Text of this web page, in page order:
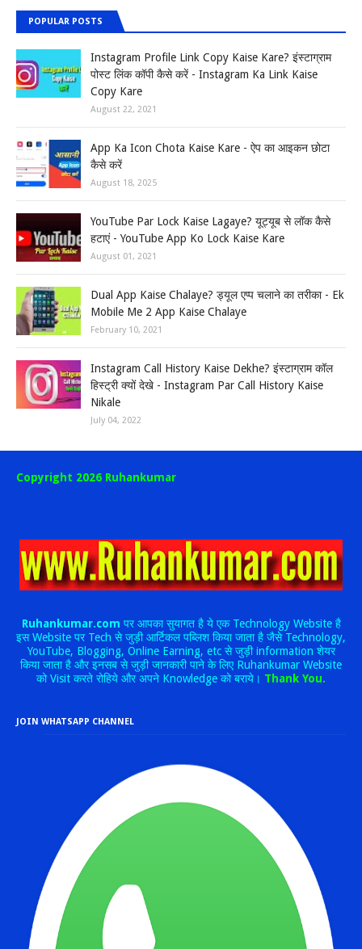
POPULAR POSTS
Instagram Profile Link Copy Kaise Kare? इंस्टाग्राम
पोस्ट लिंक कॉपी कैसे करें - Instagram Ka Link Kaise
Copy Kare
August 22, 2021
App Ka Icon Chota Kaise Kare - ऐप का आइकन छोटा
कैसे करें
August 18, 2025
YouTube Par Lock Kaise Lagaye? यूट्यूब से लॉक कैसे
हटाएं - YouTube App Ko Lock Kaise Kare
August 01, 2021
Dual App Kaise Chalaye? ड्यूल एप्प चलाने का तरीका - Ek
Mobile Me 2 App Kaise Chalaye
February 10, 2021
Instagram Call History Kaise Dekhe? इंस्टाग्राम कॉल
हिस्ट्री क्यों देखे - Instagram Par Call History Kaise
Nikale
July 04, 2022
Copyright 2026 Ruhankumar
Ruhankumar.com पर आपका सुयागत है ये एक Technology Website है
इस Website पर Tech से जुड़ी आर्टिकल पब्लिश किया जाता है जैसे Technology,
YouTube, Blogging, Online Earning, etc से जुड़ी information शेयर
किया जाता है और इनसब से जुड़ी जानकारी पाने के लिए Ruhankumar Website
को Visit करते रोहिये और अपने Knowledge को बराये। Thank You.
JOIN WHATSAPP CHANNEL